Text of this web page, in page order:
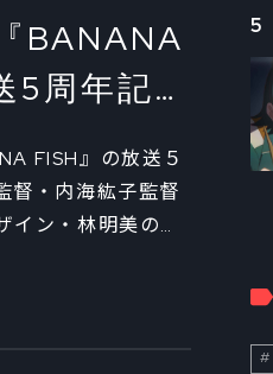
順仁の３人に、制
を聞いた。
BANANA
5周年記念
子×キャ
ザイン・
シャル対
FISH』の放送５
督・内海紘子監督
イン・林明美の対
5